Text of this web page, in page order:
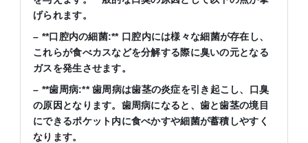
げられます。
– **口腔内の細菌:** 口腔内には様々な細菌が存在し、
これらが食べカスなどを分解する際に臭いの元となる
ガスを発生させます。
– **歯周病:** 歯周病は歯茎の炎症を引き起こし、口臭
の原因となります。歯周病になると、歯と歯茎の境目
にできるポケット内に食べかすや細菌が蓄積しやすく
なります。